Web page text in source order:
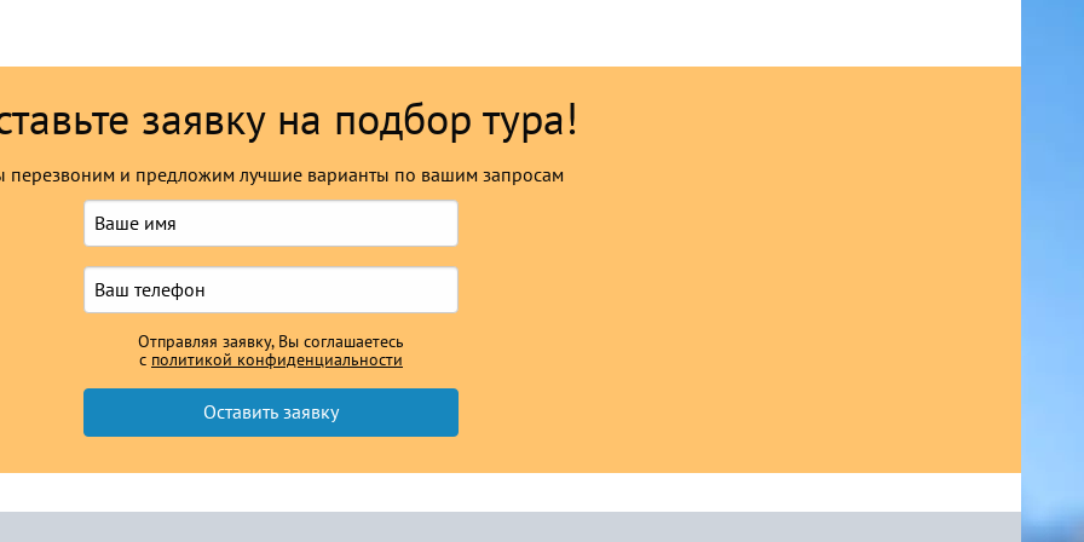
заявку на подбор тура!
перезвоним и предложим лучшие варианты по вашим запросам
Отправляя заявку, Вы соглашаетесь
с политикой конфиденциальности